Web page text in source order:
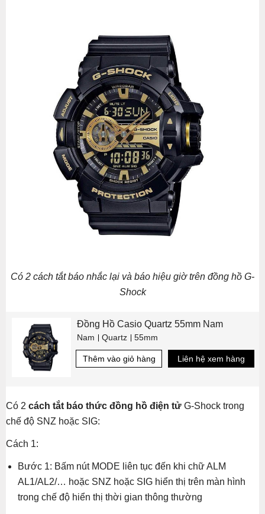
Có 2 cách tắt báo nhắc lại và báo hiệu giờ trên đồng hồ G-
Shock
Đồng Hồ Casio Quartz 55mm Nam
Nam Quartz 55mm
Thêm vào giỏ hàng Liên hệ xem hàng
Có 2 cách tắt báo thức đồng hồ điện tử G-Shock trong
chế độ SNZ hoặc SIG:
Cách 1:
Bước 1: Bấm nút MODE liên tục đến khi chữ ALM
AL1/AL2/… hoặc SNZ hoặc SIG hiển thị trên màn hình
trong chế độ hiển thị thời gian thông thường